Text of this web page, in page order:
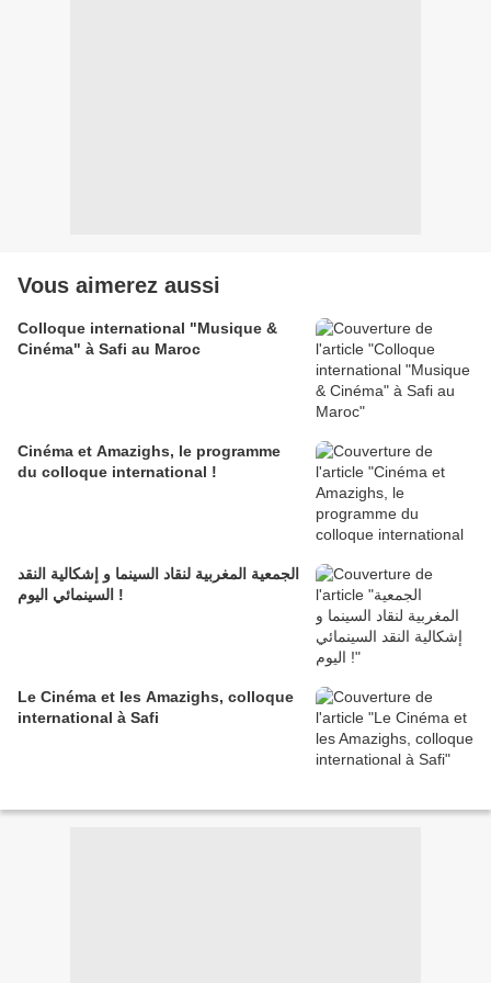
Vous aimerez aussi
Colloque international "Musique &
Cinéma" à Safi au Maroc
Cinéma et Amazighs, le programme
du colloque international !
الجمعية المغربية لنقاد السينما و إشكالية النقد
السينمائي اليوم !
Le Cinéma et les Amazighs, colloque
international à Safi